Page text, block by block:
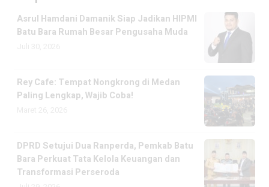
Asrul Hamdani Damanik Siap Jadikan HIPMI
Batu Bara Rumah Besar Pengusaha Muda
Rey Cafe: Tempat Nongkrong di Medan
Paling Lengkap, Wajib Coba!
DPRD Setujui Dua Ranperda, Pemkab Batu
Bara Perkuat Tata Kelola Keuangan dan
Transformasi Perseroda